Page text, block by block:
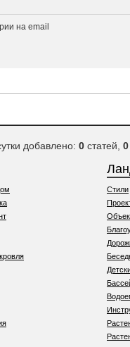
на email
добавлено: 0 статей, 0
Стили